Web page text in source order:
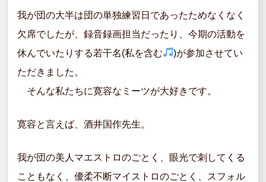
我が団の大半は団の単独練習日であったためなくなく
欠席でしたが、録音録画担当だったり、今期の活動を
休んでいたりする若干名(私を含む
)が参加させてい
ただきました。
そんな私たちに寛容なミーツが大好きです。
寛容と言えば、酒井国作先生。
我が団の美人マエストロのごとく、眼光で刺してくる
こともなく、優柔不断マイストロのごとく、スフォル